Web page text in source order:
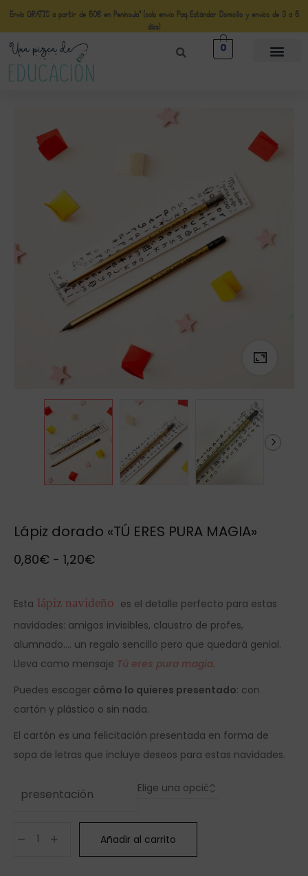
Envío GRATIS a partir de 50€ en Península* (solo envio Paq Estándar Domicilio y envíos de 3 a 5
días)
0
Lápiz dorado «TÚ ERES PURA MAGIA»
0,80€ - 1,20€
Esta lápiz navideño es el detalle perfecto para estas
navidades: amigos invisibles, claustro de profes,
alumnado…. un regalo sencillo pero que quedará genial.
Lleva como mensaje Tú eres pura magia.
Puedes escoger cómo lo quieres presentado: con
cartón y plástico o sin nada.
El cartón es una felicitación presentada en forma de
sopa de letras que incluye deseos para estas navidades.
presentación
Añadir al carrito